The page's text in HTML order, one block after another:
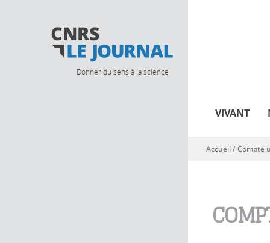
Donner du sens à la science
VIVANT
Vous êtes ici
Accueil/Compte